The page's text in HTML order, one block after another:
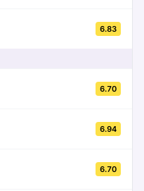
6.83
6.70
6.94
6.70